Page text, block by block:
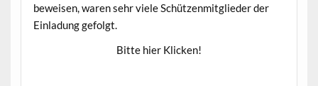
beweisen, waren sehr viele Schützenmitglieder der
Einladung gefolgt.
Bitte hier Klicken!